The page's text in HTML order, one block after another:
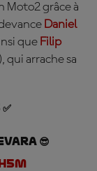
Moto2 grâce à
Daniel
que Filip
qui arrache sa
😎